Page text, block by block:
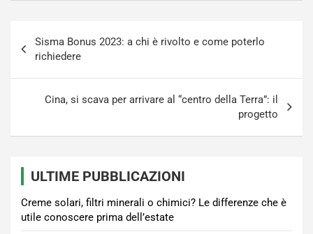
articoli
Sisma Bonus 2023: a chi è rivolto e come poterlo
richiedere
Cina, si scava per arrivare al “centro della Terra”: il
progetto
ULTIME PUBBLICAZIONI
Creme solari, filtri minerali o chimici? Le differenze che è
utile conoscere prima dell’estate